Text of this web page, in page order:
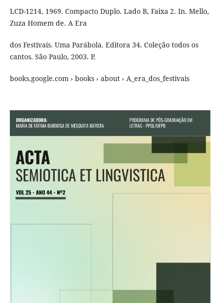
LCD-1214, 1969. Compacto Duplo. Lado B, Faixa 2. In. Mello,
Zuza Homem de. A Era
dos Festivais. Uma Parábola. Editora 34. Coleção todos os
cantos. São Paulo, 2003. P.
books.google.com › books › about › A_era_dos_festivais